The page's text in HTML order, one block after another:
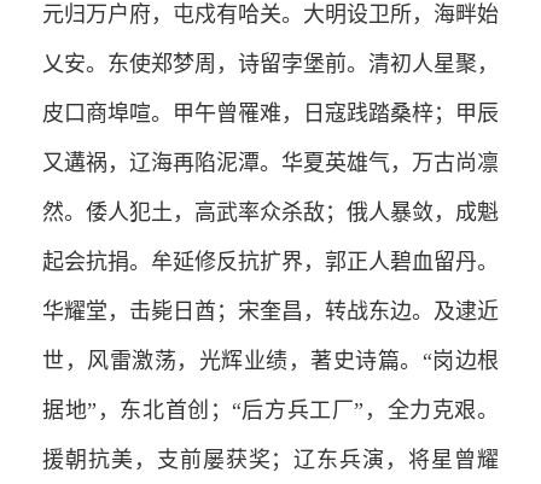
元归万户府，屯戍有哈关。大明设卫所，海畔始
乂安。东使郑梦周，诗留孛堡前。清初人星聚，
皮口商埠喧。甲午曾罹难，日寇践踏桑梓；甲辰
又遘祸，辽海再陷泥潭。华夏英雄气，万古尚凛
然。倭人犯土，高武率众杀敌；俄人暴敛，成魁
起会抗捐。牟延修反抗扩界，郭正人碧血留丹。
华耀堂，击毙日酋；宋奎昌，转战东边。及逮近
世，风雷激荡，光辉业绩，著史诗篇。“岗边根
据地”，东北首创；“后方兵工厂”，全力克艰。
援朝抗美，支前屡获奖；辽东兵演，将星曾耀